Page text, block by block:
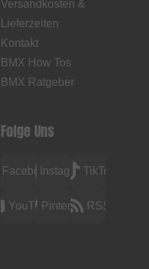
Versandkosten &
Lieferzeiten
Kontakt
BMX How Tos
BMX Ratgeber
Folge Uns
FacebookInstagramTikTok
YouTubePinterest RSS